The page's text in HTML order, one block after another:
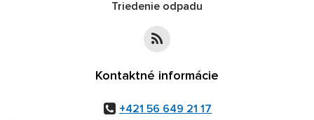
Triedenie odpadu
Kontaktné informácie
+421 56 649 21 17